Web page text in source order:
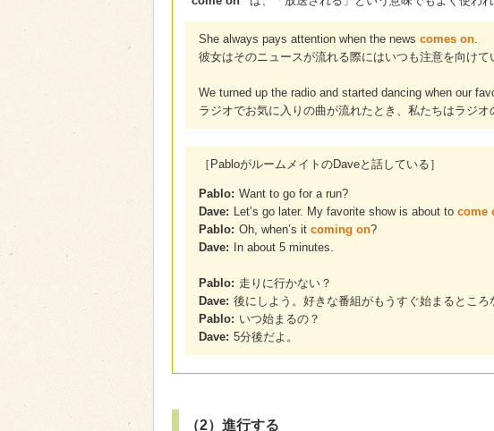
She always pays attention when the news comes on.
彼女はそのニュースが流れる際にはいつも注意を向けて
We turned up the radio and started dancing when our
ラジオでお気に入りの曲が流れたとき、私たちはラジオ
［PabloがルームメイトのDaveと話している］
Pablo: Want to go for a run?
Dave: Let’s go later. My favorite show is about to come
Pablo: Oh, when’s it coming on?
Dave:
In about 5 minutes.
Pablo: 走りに行かない？
Dave: 後にしよう。好きな番組がもうすぐ始まるところ
Pablo: いつ始まるの？
Dave: 5分後だよ。
（2）進行する